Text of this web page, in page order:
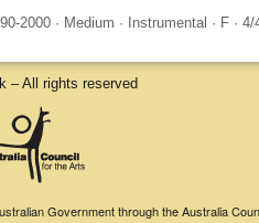
2000 · Medium · Instrumental · F · 4/
– All rights reserved
Government through the Australia